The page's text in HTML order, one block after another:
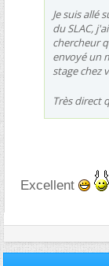
Je suis allé
du SLAC,
chercheur
envoyé un
stage chez
Très direct
Excellent